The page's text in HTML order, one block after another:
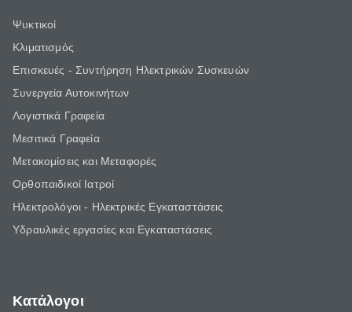
Ψυκτικοί
Κλιματισμός
Επισκευές - Συντήρηση Ηλεκτρικών Συσκευών
Συνεργεία Αυτοκινήτων
Λογιστικά Γραφεία
Μεσιτικά Γραφεία
Μετακομίσεις και Μεταφορές
Ορθοπαιδικοί Ιατροί
Ηλεκτρολόγοι - Ηλεκτρικές Εγκαταστάσεις
Υδραυλικές εργασίες και Εγκαταστάσεις
Κατάλογοι